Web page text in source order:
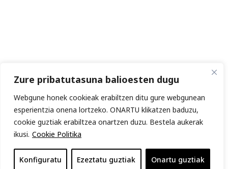
Zure pribatutasuna balioesten dugu
Webgune honek cookieak erabiltzen ditu gure webgunean
esperientzia onena lortzeko. ONARTU klikatzen baduzu,
cookie guztiak erabiltzea onartzen duzu. Bestela aukerak
ikusi. Cookie Politika
Konfiguratu Ezeztatu guztiak Onartu guztiak